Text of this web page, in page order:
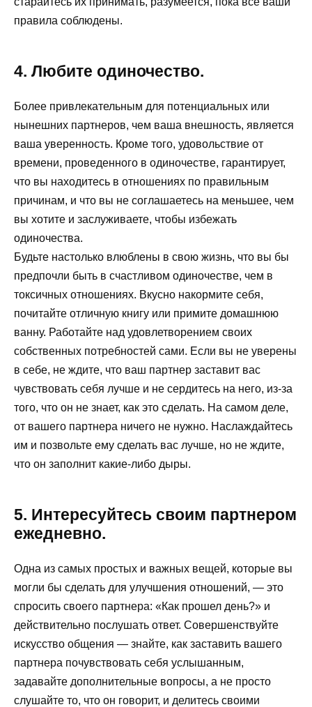
правила соблюдены.
4. Любите одиночество.
Более привлекательным для потенциальных или
нынешних партнеров, чем ваша внешность, является
ваша уверенность. Кроме того, удовольствие от
времени, проведенного в одиночестве, гарантирует,
что вы находитесь в отношениях по правильным
причинам, и что вы не соглашаетесь на меньшее, чем
вы хотите и заслуживаете, чтобы избежать
одиночества.
Будьте настолько влюблены в свою жизнь, что вы бы
предпочли быть в счастливом одиночестве, чем в
токсичных отношениях. Вкусно накормите себя,
почитайте отличную книгу или примите домашнюю
ванну. Работайте над удовлетворением своих
собственных потребностей сами. Если вы не уверены
в себе, не ждите, что ваш партнер заставит вас
чувствовать себя лучше и не сердитесь на него, из-за
того, что он не знает, как это сделать. На самом деле,
от вашего партнера ничего не нужно. Наслаждайтесь
им и позвольте ему сделать вас лучше, но не ждите,
что он заполнит какие-либо дыры.
5. Интересуйтесь своим партнером
ежедневно.
Одна из самых простых и важных вещей, которые вы
могли бы сделать для улучшения отношений, — это
спросить своего партнера: «Как прошел день?» и
действительно послушать ответ. Совершенствуйте
искусство общения — знайте, как заставить вашего
партнера почувствовать себя услышанным,
задавайте дополнительные вопросы, а не просто
слушайте то, что он говорит, и делитесь своими